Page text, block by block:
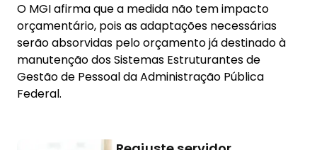
O MGI afirma que a medida não tem impacto
orçamentário, pois as adaptações necessárias
serão absorvidas pelo orçamento já destinado à
manutenção dos Sistemas Estruturantes de
Gestão de Pessoal da Administração Pública
Federal.